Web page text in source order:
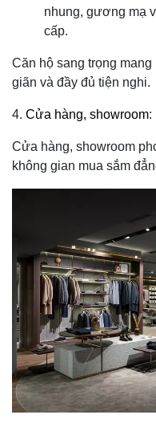
nhung, gương mạ
cấp.
Căn hộ sang trọng
giãn và đầy đủ tiện nghi.
4. Cửa hàng, showroom:
Cửa hàng, showroom
không gian mua sắm